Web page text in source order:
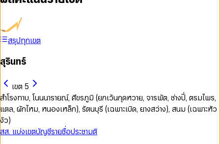
สรุปทุกเขต
สุรินทร์
เขต 5
สำโรงทาบ, โนนนารายณ์, ศีขรภูมิ (ยกเว้นกุดหวาย, จารพัต, ช่างปี่, ตรมไพร,
แตล, ผักไหม, หนองเหล็ก), รัตนบุรี (เฉพาะเบิด, ยางสว่าง), สนม (เฉพาะหัว
งัว)
สส. แบ่งเขตบัญชีรายชื่อประชามติ